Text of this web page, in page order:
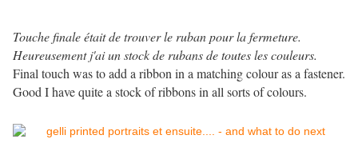
Touche finale était de trouver le ruban pour la fermeture.
Heureusement j'ai un stock de rubans de toutes les couleurs.
Final touch was to add a ribbon in a matching colour as a fastener.
Good I have quite a stock of ribbons in all sorts of colours.